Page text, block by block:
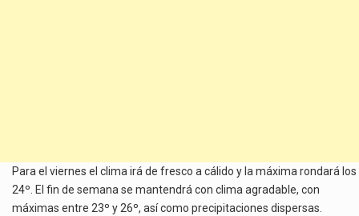
Para el viernes el clima irá de fresco a cálido y la máxima rondará los
24º. El fin de semana se mantendrá con clima agradable, con
máximas entre 23º y 26º, así como precipitaciones dispersas.